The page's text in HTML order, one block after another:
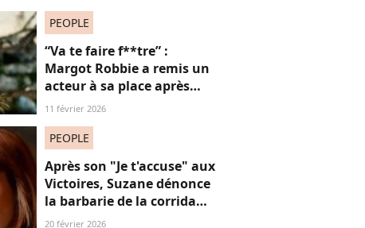
de 30 ans son aîné
PEOPLE
“Va te faire f**tre” :
Margot Robbie a remis un
acteur à sa place après
qu’il lui a conseillé de
11 février 2026
PEOPLE
Après son "Je t'accuse" aux
Victoires, Suzane dénonce
la barbarie de la corrida
avec cette reprise iconique
20 février 2026